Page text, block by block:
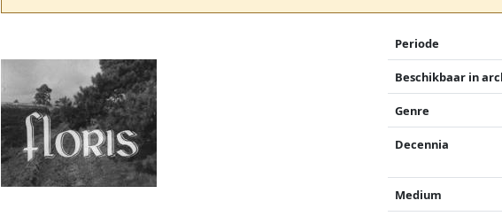
Periode
Beschikbaar in
Genre
Decennia
Medium